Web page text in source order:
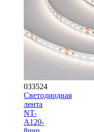
033524
Светодиодная
лента
NT-
A120-